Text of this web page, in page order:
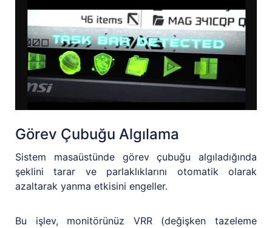
Görev Çubuğu Algılama
Sistem masaüstünde görev çubuğu algıladığında
şeklini tarar ve parlaklıklarını otomatik olarak
azaltarak yanma etkisini engeller.
Bu işlev, monitörünüz VRR (değişken tazeleme